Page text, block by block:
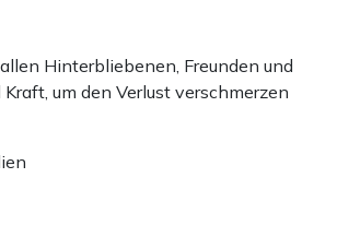
Hinterbliebenen, Freunden und
um den Verlust verschmerzen